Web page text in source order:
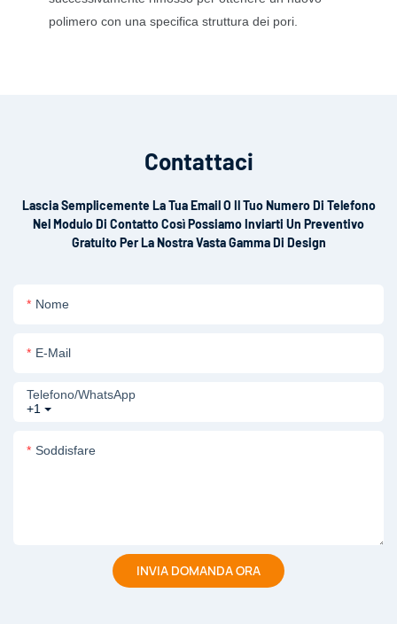
polimero con una specifica struttura dei pori.
Contattaci
Lascia Semplicemente La Tua Email O Il Tuo Numero Di Telefono
Nel Modulo Di Contatto Così Possiamo Inviarti Un Preventivo
Gratuito Per La Nostra Vasta Gamma Di Design
Nome
E-Mail
+1
Telefono/WhatsApp
Soddisfare
INVIA DOMANDA ORA